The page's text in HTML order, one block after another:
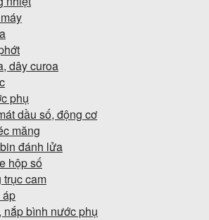
dây curoa
phụ
dầu số, động cơ
măng
đánh lửa
hộp số
trục cam
áp
nắp bình nước phụ